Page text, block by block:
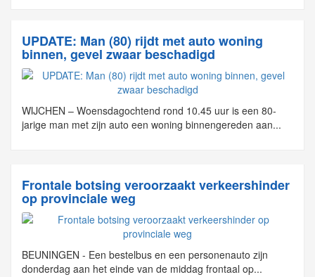
UPDATE: Man (80) rijdt met auto woning
binnen, gevel zwaar beschadigd
WIJCHEN – Woensdagochtend rond 10.45 uur is een 80-
jarige man met zijn auto een woning binnengereden aan...
Frontale botsing veroorzaakt verkeershinder
op provinciale weg
BEUNINGEN - Een bestelbus en een personenauto zijn
donderdag aan het einde van de middag frontaal op...